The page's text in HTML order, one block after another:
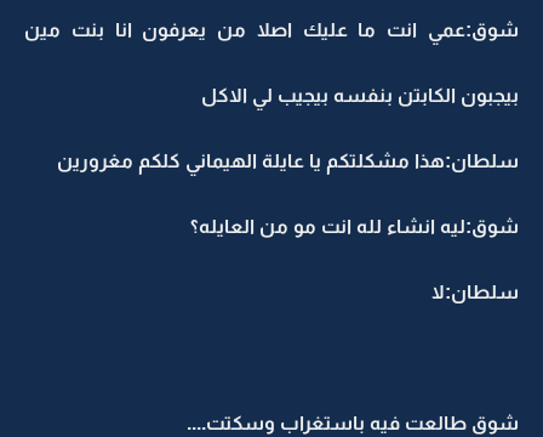
شوق:عمي انت ما عليك اصلا من يعرفون انا بنت مين
بيجبون الكابتن بنفسه بيجيب لي الاكل
سلطان:هذا مشكلتكم يا عايلة الهيماني كلكم مغرورين
شوق:ليه انشاء لله انت مو من العايله؟
سلطان:لا
شوق طالعت فيه باستغراب وسكتت....